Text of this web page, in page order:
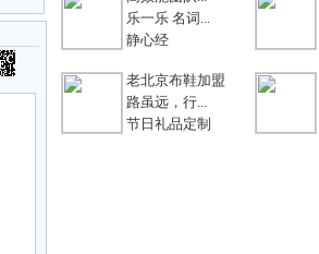
乐一乐 名词...
静心经
老北京布鞋加盟
路虽远，行...
节日礼品定制